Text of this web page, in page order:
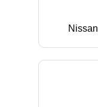
Nissan